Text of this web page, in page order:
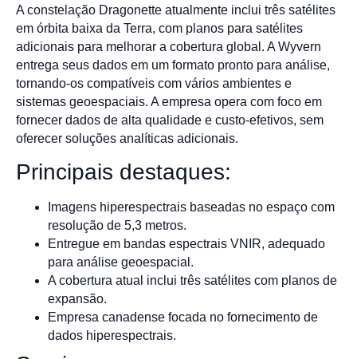
A constelação Dragonette atualmente inclui três satélites
em órbita baixa da Terra, com planos para satélites
adicionais para melhorar a cobertura global. A Wyvern
entrega seus dados em um formato pronto para análise,
tornando-os compatíveis com vários ambientes e
sistemas geoespaciais. A empresa opera com foco em
fornecer dados de alta qualidade e custo-efetivos, sem
oferecer soluções analíticas adicionais.
Principais destaques:
Imagens hiperespectrais baseadas no espaço com
resolução de 5,3 metros.
Entregue em bandas espectrais VNIR, adequado
para análise geoespacial.
A cobertura atual inclui três satélites com planos de
expansão.
Empresa canadense focada no fornecimento de
dados hiperespectrais.